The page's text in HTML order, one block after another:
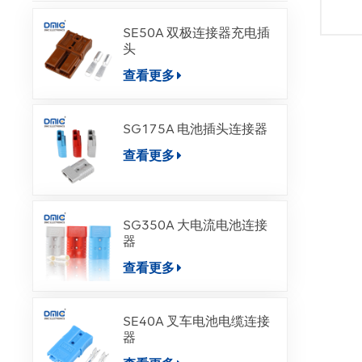
SE50A 双极连接器充电插
头
查看更多
SG175A 电池插头连接器
查看更多
SG350A 大电流电池连接
器
查看更多
SE40A 叉车电池电缆连接
器